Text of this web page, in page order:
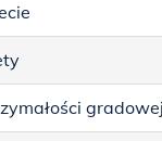
gradowej